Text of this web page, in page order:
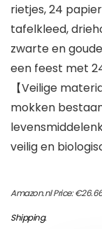
rietjes, 24
tafelkleed,
zwarte en
een feest met
【Veilige
mokken
veilig en
Amazon.nl Price:€
Shipping.